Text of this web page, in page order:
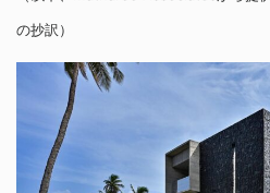
の抄訳）